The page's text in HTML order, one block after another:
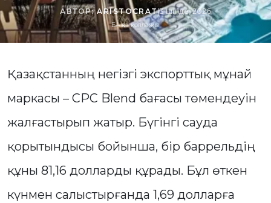
АВТОР:ARISTOCRAT|3 шілде, 2026
БАҚ.кз коллажы
Қазақстанның негізгі экспорттық мұнай
маркасы – CPC Blend бағасы төмендеуін
жалғастырып жатыр. Бүгінгі сауда
қорытындысы бойынша, бір баррельдің
құны 81,16 долларды құрады. Бұл өткен
күнмен салыстырғанда 1,69 долларға